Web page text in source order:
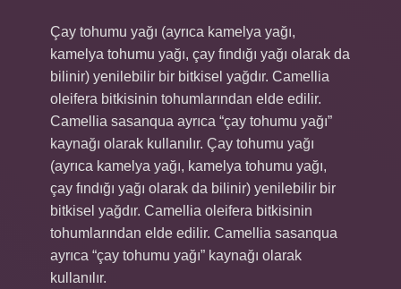
Çay tohumu yağı (ayrıca kamelya yağı,
kamelya tohumu yağı, çay fındığı yağı olarak da
bilinir) yenilebilir bir bitkisel yağdır. Camellia
oleifera bitkisinin tohumlarından elde edilir.
Camellia sasanqua ayrıca “çay tohumu yağı”
kaynağı olarak kullanılır. Çay tohumu yağı
(ayrıca kamelya yağı, kamelya tohumu yağı,
çay fındığı yağı olarak da bilinir) yenilebilir bir
bitkisel yağdır. Camellia oleifera bitkisinin
tohumlarından elde edilir. Camellia sasanqua
ayrıca “çay tohumu yağı” kaynağı olarak
kullanılır.